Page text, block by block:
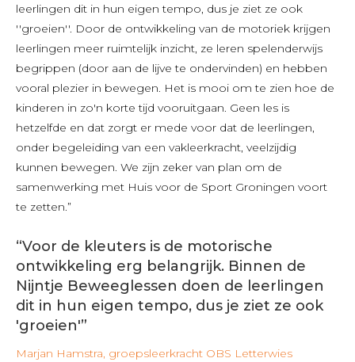
leerlingen dit in hun eigen tempo, dus je ziet ze ook
''groeien''. Door de ontwikkeling van de motoriek krijgen
leerlingen meer ruimtelijk inzicht, ze leren spelenderwijs
begrippen (door aan de lijve te ondervinden) en hebben
vooral plezier in bewegen. Het is mooi om te zien hoe de
kinderen in zo'n korte tijd vooruitgaan. Geen les is
hetzelfde en dat zorgt er mede voor dat de leerlingen,
onder begeleiding van een vakleerkracht, veelzijdig
kunnen bewegen. We zijn zeker van plan om de
samenwerking met Huis voor de Sport Groningen voort
te zetten.”
“Voor de kleuters is de motorische
ontwikkeling erg belangrijk. Binnen de
Nijntje Beweeglessen doen de leerlingen
dit in hun eigen tempo, dus je ziet ze ook
'groeien'”
Marjan Hamstra, groepsleerkracht OBS Letterwies